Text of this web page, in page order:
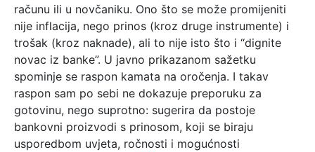
računu ili u novčaniku. Ono što se može promijeniti
nije inflacija, nego prinos (kroz druge instrumente) i
trošak (kroz naknade), ali to nije isto što i “dignite
novac iz banke”. U javno prikazanom sažetku
spominje se raspon kamata na oročenja. I takav
raspon sam po sebi ne dokazuje preporuku za
gotovinu, nego suprotno: sugerira da postoje
bankovni proizvodi s prinosom, koji se biraju
usporedbom uvjeta, ročnosti i mogućnosti